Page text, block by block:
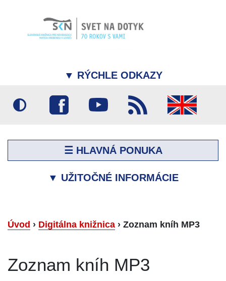
▼ RÝCHLE ODKAZY
☰ HLAVNÁ PONUKA
▼ UŽITOČNÉ INFORMÁCIE
Úvod › Digitálna knižnica › Zoznam kníh MP3
Zoznam kníh MP3